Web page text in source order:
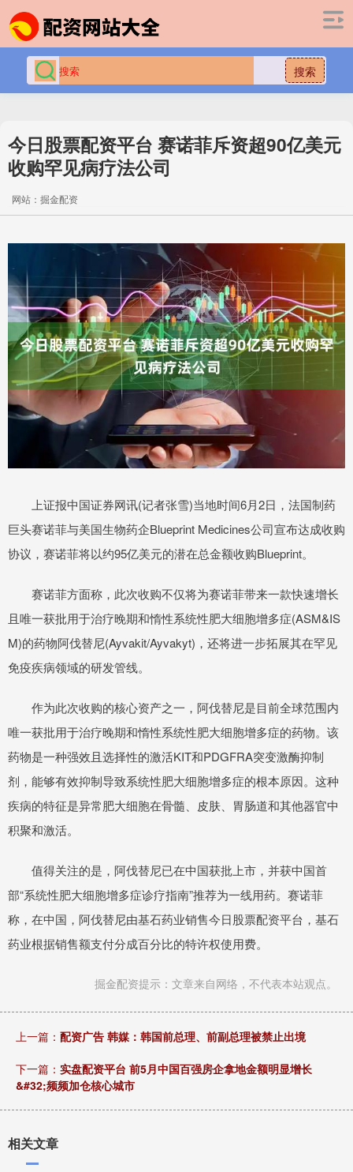
搜索
今日股票配资平台 赛诺菲斥资超90亿美元
收购罕见病疗法公司
网站：掘金配资
上证报中国证券网讯(记者张雪)当地时间6月2日，法国制药
巨头赛诺菲与美国生物药企Blueprint Medicines公司宣布达成收购
协议，赛诺菲将以约95亿美元的潜在总金额收购Blueprint。
赛诺菲方面称，此次收购不仅将为赛诺菲带来一款快速增长
且唯一获批用于治疗晚期和惰性系统性肥大细胞增多症(ASM&IS
M)的药物阿伐替尼(Ayvakit/Ayvakyt)，还将进一步拓展其在罕见
免疫疾病领域的研发管线。
作为此次收购的核心资产之一，阿伐替尼是目前全球范围内
唯一获批用于治疗晚期和惰性系统性肥大细胞增多症的药物。该
药物是一种强效且选择性的激活KIT和PDGFRA突变激酶抑制
剂，能够有效抑制导致系统性肥大细胞增多症的根本原因。这种
疾病的特征是异常肥大细胞在骨髓、皮肤、胃肠道和其他器官中
积聚和激活。
值得关注的是，阿伐替尼已在中国获批上市，并获中国首
部“系统性肥大细胞增多症诊疗指南”推荐为一线用药。赛诺菲
称，在中国，阿伐替尼由基石药业销售今日股票配资平台，基石
药业根据销售额支付分成百分比的特许权使用费。
掘金配资提示：文章来自网络，不代表本站观点。
上一篇： 配资广告 韩媒：韩国前总理、前副总理被禁止出境
下一篇： 实盘配资平台 前5月中国百强房企拿地金额明显增长
&#32;频频加仓核心城市
相关文章